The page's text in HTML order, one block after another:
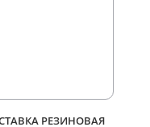
РЕЗИНОВАЯ